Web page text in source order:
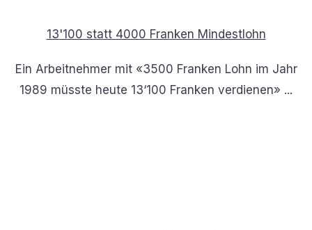
13'100 statt 4000 Franken Mindestlohn
Ein Arbeitnehmer mit «3500 Franken Lohn im Jahr
1989 müsste heute 13‘100 Franken verdienen» ...